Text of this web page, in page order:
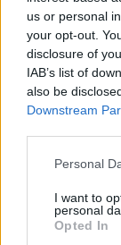
us or personal
your opt-out.
disclosure of
IAB’s list of
also be
Downstream
Please note
not limited to
grant or deny
use your data
Personal
I want to
personal
Opted In
συμβάν